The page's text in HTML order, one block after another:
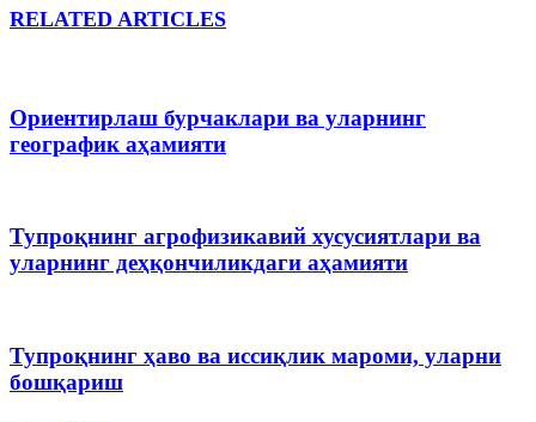
RELATED ARTICLES
Ориентирлаш бурчаклари ва уларнинг
географик аҳамияти
Тупроқнинг агрофизикавий хусусиятлари ва
уларнинг деҳқончиликдаги аҳамияти
Тупроқнинг ҳаво ва иссиқлик мароми, уларни
бошқариш